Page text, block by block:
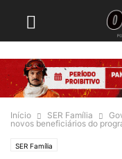
Início SER Família
novos beneficiários do
SER Família